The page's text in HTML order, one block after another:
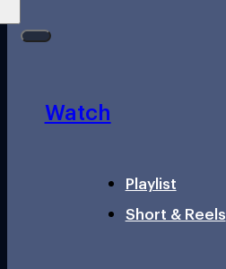
Watch
Playlist
Short & Reels